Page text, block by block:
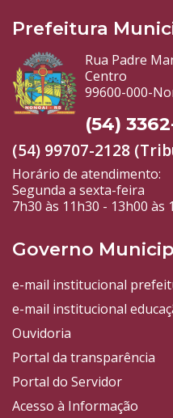
Prefeitura
Rua Padre
Centro
99600-000-
(54)
(54) 99707-2128
Horário de atendimento:
Segunda a sexta-feira
7h30 às 11h30 - 13h00 às
Governo
e-mail institucional
e-mail institucional
Ouvidoria
Portal da transparência
Portal do Servidor
Acesso à Informação